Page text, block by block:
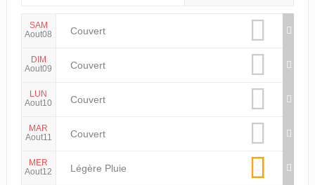
SAM
Aout08
Couvert
DIM
Aout09
Couvert
LUN
Aout10
Couvert
MAR
Aout11
Couvert
MER
Aout12
Légère Pluie